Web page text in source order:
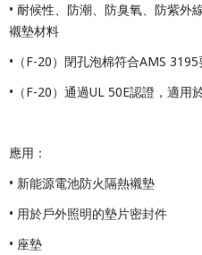
• 耐候性、防潮、防臭氧、防紫外
襯墊材料
•（F-20）閉孔泡棉符合AMS 3195
•（F-20）通過UL 50E認證，適用
應用：
• 新能源電池防火隔熱襯墊
• 用於戶外照明的墊片密封件
• 座墊